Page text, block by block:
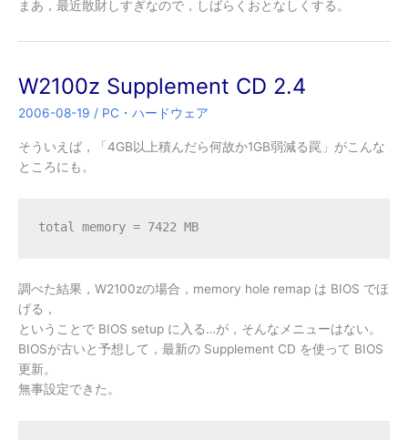
い
画
幅
定
し
まあ，最近散財しすぎなので，しばらくおとなしくする。
W2100z Supplement CD 2.4
2006-08-19 / PC・ハードウェア
そういえば，「4GB以上積んだら何故か1GB弱減る罠」がこんな
ところにも。
total memory = 7422 MB
調べた結果，W2100zの場合，memory hole remap は BIOS でほ
げる，
ということで BIOS setup に入る…が，そんなメニューはない。
BIOSが古いと予想して，最新の Supplement CD を使って BIOS
更新。
無事設定できた。